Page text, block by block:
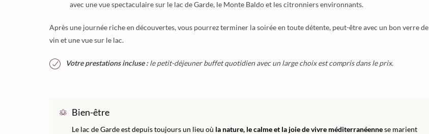
avec une vue spectaculaire sur le lac de Garde, le Monte Baldo et les citronniers environnants.
Après une journée riche en découvertes, vous pourrez terminer la soirée en toute détente, peut-être avec un bon verre de
vin et une vue sur le lac.
Votre prestations incluse :le petit-déjeuner buffet quotidien avec un large choix est compris dans le prix.
Bien-être
Le lac de Garde est depuis toujours un lieu où la nature, le calme et la joie de vivre méditerranéennese marient